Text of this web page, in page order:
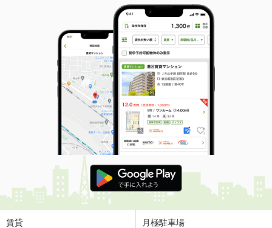
賃貸 月極駐車場